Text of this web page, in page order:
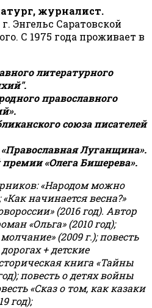
журналист.
г. Энгельс Саратовской
С 1975 года проживает в
литературного
православного
союза писателей
Луганщина».
«Олега Бишерева».
«Народом можно
«Как начинается весна?»
(2016 год). Автор
«Ольга» (2010 год);
(2009 г.); повесть
+ детские
книга «Тайны
повесть о детях войны
«Сказ о том, как казаки
год);